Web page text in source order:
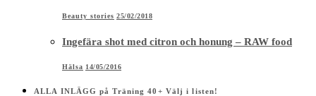
Beauty stories 25/02/2018
Ingefära shot med citron och honung – RAW food
Hälsa 14/05/2016
ALLA INLÄGG på Träning 40+ Välj i listen!